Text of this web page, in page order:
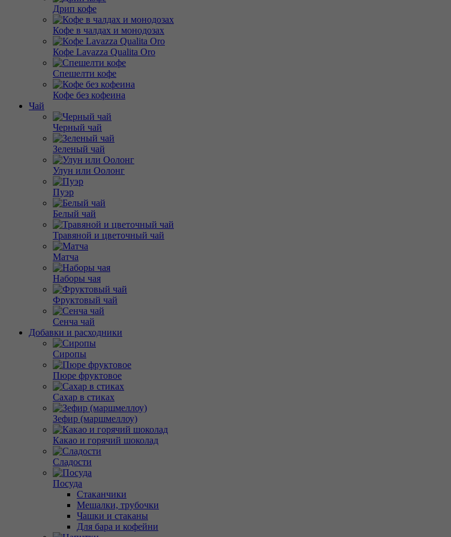
Дрип кофе
Кофе в чалдах и монодозах
Кофе Lavazza Qualita Oro
Спешелти кофе
Кофе без кофеина
Чай
Черный чай
Зеленый чай
Улун или Оолонг
Пуэр
Белый чай
Травяной и цветочный чай
Матча
Наборы чая
Фруктовый чай
Сенча чай
Добавки и расходники
Сиропы
Пюре фруктовое
Сахар в стиках
Зефир (маршмеллоу)
Какао и горячий шоколад
Сладости
Посуда
Стаканчики
Мешалки, трубочки
Чашки и стаканы
Для бара и кофейни